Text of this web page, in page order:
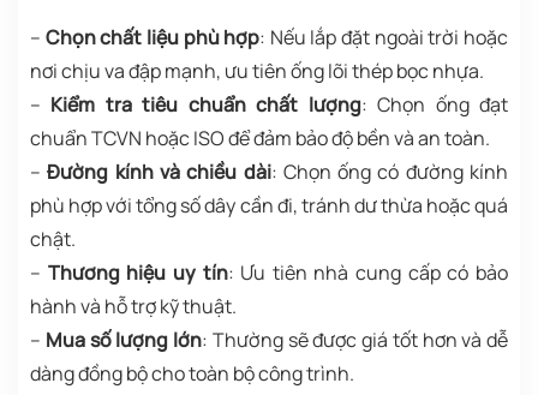
– Chọn chất liệu phù hợp: Nếu lắp đặt ngoài trời hoặc
nơi chịu va đập mạnh, ưu tiên ống lõi thép bọc nhựa.
– Kiểm tra tiêu chuẩn chất lượng: Chọn ống đạt
chuẩn TCVN hoặc ISO để đảm bảo độ bền và an toàn.
– Đường kính và chiều dài: Chọn ống có đường kính
phù hợp với tổng số dây cần đi, tránh dư thừa hoặc quá
chật.
– Thương hiệu uy tín: Ưu tiên nhà cung cấp có bảo
hành và hỗ trợ kỹ thuật.
– Mua số lượng lớn: Thường sẽ được giá tốt hơn và dễ
dàng đồng bộ cho toàn bộ công trình.